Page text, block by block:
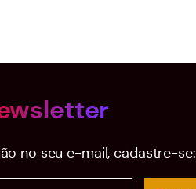
no seu e-mail, cadastre-se: